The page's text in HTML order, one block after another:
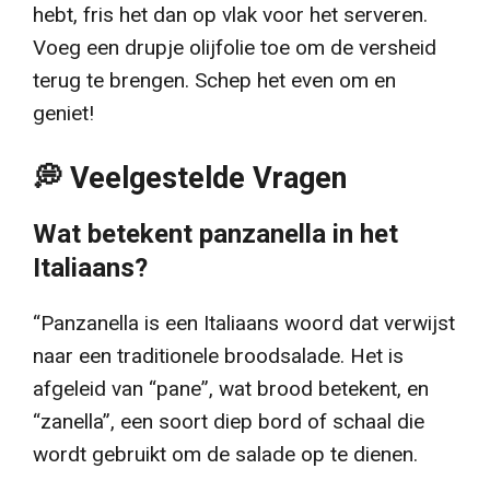
hebt, fris het dan op vlak voor het serveren.
Voeg een drupje olijfolie toe om de versheid
terug te brengen. Schep het even om en
geniet!
💭 Veelgestelde Vragen
Wat betekent panzanella in het
Italiaans?
“Panzanella is een Italiaans woord dat verwijst
naar een traditionele broodsalade. Het is
afgeleid van “pane”, wat brood betekent, en
“zanella”, een soort diep bord of schaal die
wordt gebruikt om de salade op te dienen.